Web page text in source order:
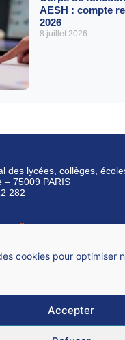
cookies pour optimiser
Accepter
AESH : compte
2026
8 juillet 2026
des lycées, collèges,
– 75009 PARIS
282
?